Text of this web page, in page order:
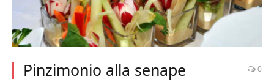
Pinzimonio alla senape 0